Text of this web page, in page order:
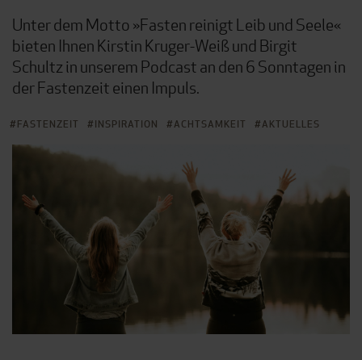
Unter dem Motto »Fasten reinigt Leib und Seele«
bieten Ihnen Kirstin Kruger-Weiß und Birgit
Schultz in unserem Podcast an den 6 Sonntagen in
der Fastenzeit einen Impuls.
FASTENZEIT INSPIRATION ACHTSAMKEIT AKTUELLES